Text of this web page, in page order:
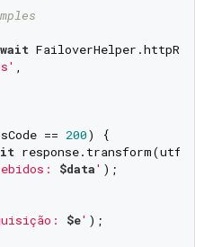
,
== 200) {
$data' );
$e' );